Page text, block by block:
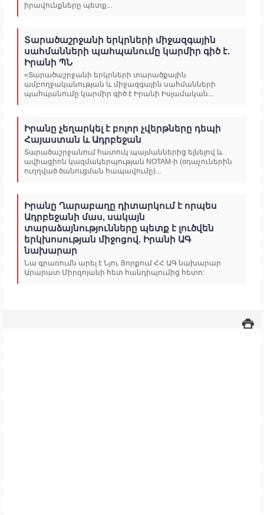
իրավունքները պետք...
Տարածաշրջանի երկրների միջազգային
սահմանների պահպանումը կարմիր գիծ է.
Իրանի ՊՆ
«Տարածաշրջանի երկրների տարածքային
ամբողջականության և միջազգային սահմանների
պահպանումը կարմիր գիծ է Իրանի Իսլամական...
Իրանը չեղարկել է բոլոր չվերթները դեպի
Հայաստան և Ադրբեջան
Տարածաշրջանում հատուկ պայմաններից ելնելով և
ավիացիոն կազմակերպության NOTAM-ի (օդաչուներին
ուղղված ծանուցման հապավումը)...
Իրանը Ղարաբաղը դիտարկում է որպես
Ադրբեջանի մաս, սակայն
տարաձայնությունները պետք է լուծվեն
երկխոսության միջոցով. Իրանի ԱԳ
նախարար
Նա գրառումն արել է Նյու Յորքում ՀՀ ԱԳ նախարար
Արարատ Միրզոյանի հետ հանդիպումից հետո: